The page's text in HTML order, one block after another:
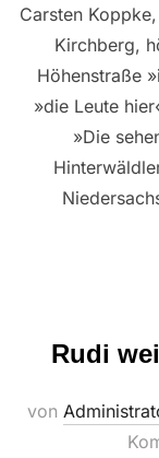
Carsten
Kirchberg,
Höhenstraße
»die Leute
»Die
Rudi
von